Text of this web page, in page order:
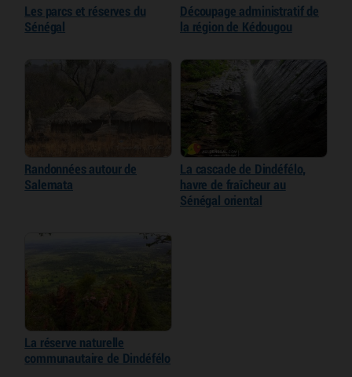
Les parcs et réserves du
Sénégal
Découpage administratif de
la région de Kédougou
Randonnées autour de
Salemata
La cascade de Dindéfélo,
havre de fraîcheur au
Sénégal oriental
La réserve naturelle
communautaire de Dindéfélo